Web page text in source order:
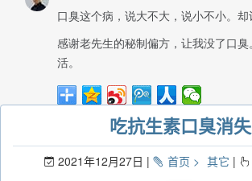
吃抗生素口臭消失
2021年12月27日 首页 其它